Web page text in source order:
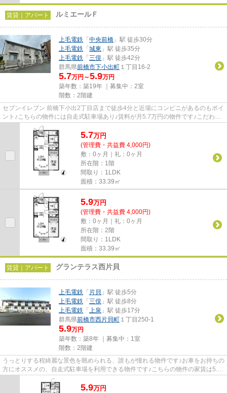
賃貸｜アパート ルミエールＦ
上毛電鉄 「 中央前橋 」駅 徒歩30分
上毛電鉄 「 城東 」駅 徒歩35分
上毛電鉄 「 三俣 」駅 徒歩42分
群馬県前橋市下小出町 １丁目16-2
5.7万円～5.9万円
築年数：築19年 ｜募集中： 2室
階数：2階建
セブンイレブン 前橋下小出2丁目店まで徒歩4分と近場にコンビニがあるのもポイ
ント♪こちらの物件には自走式駐車場あり♪賃料が月5.7万円の物件です♪こだわり
ポイント満載のルミエールF♪...
5.7万円
(管理費・共益費 4,000円)
敷：0ヶ月｜礼：0ヶ月
所在階：1階
間取り：1LDK
面積：33.39㎡
5.9万円
(管理費・共益費 4,000円)
敷：0ヶ月｜礼：0ヶ月
所在階：2階
間取り：1LDK
面積：33.39㎡
賃貸｜アパート グランテラス西片貝
上毛電鉄 「 片貝 」駅 徒歩5分
上毛電鉄 「 三俣 」駅 徒歩8分
上毛電鉄 「 上泉 」駅 徒歩17分
群馬県前橋市西片貝町 １丁目250-1
5.9万円
築年数：築8年 ｜募集中： 1室
階数：2階建
うっとりする程綺麗な景色を眺められる、誰もが憧れる物件です♪お車をお持ちの
方にオススメの、自走式駐車場を利用できる物件です♪こちらの物件の家賃は5.9
万です♪当社イチオシの物件...
5.9万円